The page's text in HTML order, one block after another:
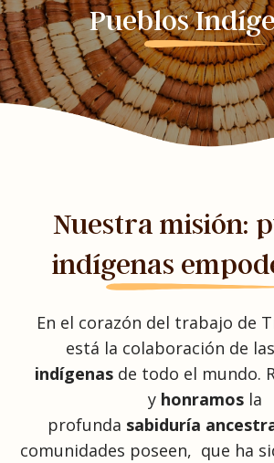
Pueblos
Nuestra misión:
indígenas
En el corazón del trabajo de
está la colaboración de las
indígenas de todo el mundo.
y honramosla
profunda sabiduría
comunidades poseen, que ha